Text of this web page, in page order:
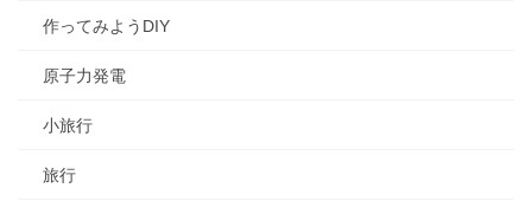
作ってみようDIY
原子力発電
小旅行
旅行